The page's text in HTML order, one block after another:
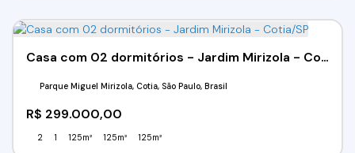
Casa com 02 dormitórios - Jardim Mirizola - Cotia/SP
R$ 299.000,00
Parque Miguel Mirizola, Cotia, São Paulo, Brasil
2 1 125m² 125m² 125m²